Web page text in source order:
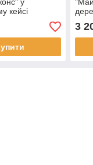
у
кейсі
3